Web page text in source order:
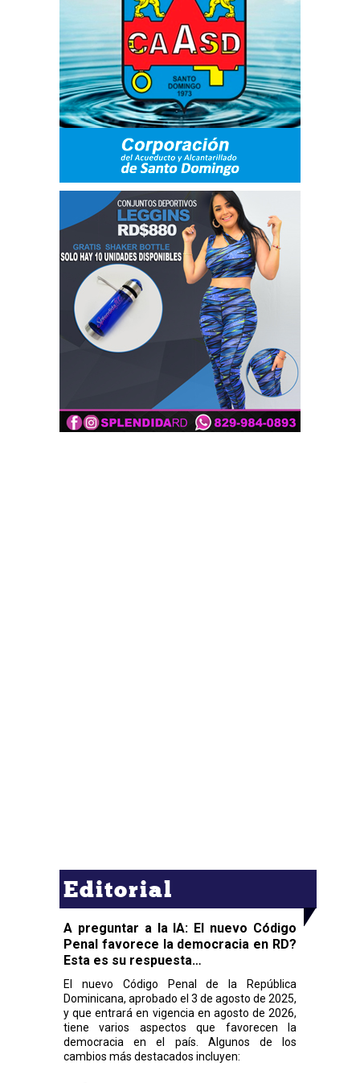
Editorial
A preguntar a la IA: El nuevo Código
Penal favorece la democracia en RD?
Esta es su respuesta…
El nuevo Código Penal de la República
Dominicana, aprobado el 3 de agosto de 2025,
y que entrará en vigencia en agosto de 2026,
tiene varios aspectos que favorecen la
democracia en el país. Algunos de los
cambios más destacados incluyen: